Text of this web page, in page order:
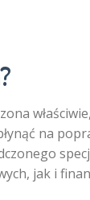
na
jak i